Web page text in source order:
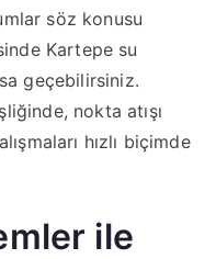
söz konusu
Kartepe su
geçebilirsiniz.
nokta atışı
hızlı biçimde
ile